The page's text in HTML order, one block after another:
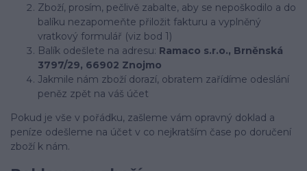
Zboží, prosím, pečlivě zabalte, aby se nepoškodilo a do
balíku nezapomeňte přiložit fakturu a vyplněný
vratkový formulář (viz bod 1)
Balík odešlete na adresu: Ramaco s.r.o., Brněnská
3797/29, 66902 Znojmo
Jakmile nám zboží dorazí, obratem zařídíme odeslání
peněz zpět na váš účet
Pokud je vše v pořádku, zašleme vám opravný doklad a
peníze odešleme na účet v co nejkratším čase po doručení
zboží k nám.